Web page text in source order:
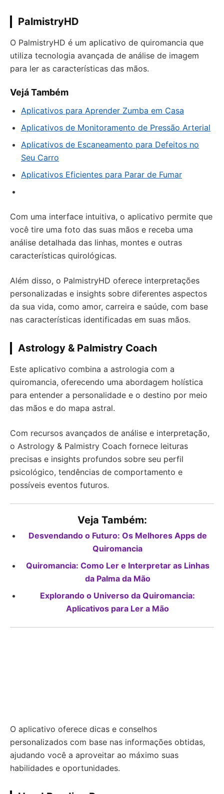
PalmistryHD
O PalmistryHD é um aplicativo de quiromancia que
utiliza tecnologia avançada de análise de imagem
para ler as características das mãos.
Vejá Também
Aplicativos para Aprender Zumba em Casa
Aplicativos de Monitoramento de Pressão Arterial
Aplicativos de Escaneamento para Defeitos no
Seu Carro
Aplicativos Eficientes para Parar de Fumar
Com uma interface intuitiva, o aplicativo permite que
você tire uma foto das suas mãos e receba uma
análise detalhada das linhas, montes e outras
características quirológicas.
Além disso, o PalmistryHD oferece interpretações
personalizadas e insights sobre diferentes aspectos
da sua vida, como amor, carreira e saúde, com base
nas características identificadas em suas mãos.
Astrology & Palmistry Coach
Este aplicativo combina a astrologia com a
quiromancia, oferecendo uma abordagem holística
para entender a personalidade e o destino por meio
das mãos e do mapa astral.
Com recursos avançados de análise e interpretação,
o Astrology & Palmistry Coach fornece leituras
precisas e insights profundos sobre seu perfil
psicológico, tendências de comportamento e
possíveis eventos futuros.
Veja Também:
Desvendando o Futuro: Os Melhores Apps de
Quiromancia
Quiromancia: Como Ler e Interpretar as Linhas
da Palma da Mão
Explorando o Universo da Quiromancia:
Aplicativos para Ler a Mão
O aplicativo oferece dicas e conselhos
personalizados com base nas informações obtidas,
ajudando você a aproveitar ao máximo suas
habilidades e oportunidades.